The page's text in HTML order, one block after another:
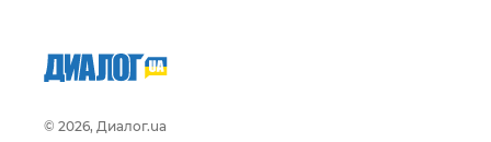
© 2026, Диалог.ua